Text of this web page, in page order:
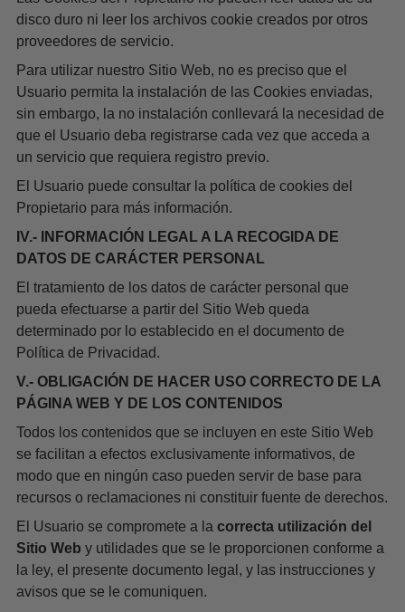
disco duro ni leer los archivos cookie creados por otros
proveedores de servicio.
Para utilizar nuestro Sitio Web, no es preciso que el
Usuario permita la instalación de las Cookies enviadas,
sin embargo, la no instalación conllevará la necesidad de
que el Usuario deba registrarse cada vez que acceda a
un servicio que requiera registro previo.
El Usuario puede consultar la política de cookies del
Propietario para más información.
IV.- INFORMACIÓN LEGAL A LA RECOGIDA DE
DATOS DE CARÁCTER PERSONAL
El tratamiento de los datos de carácter personal que
pueda efectuarse a partir del Sitio Web queda
determinado por lo establecido en el documento de
Política de Privacidad.
V.- OBLIGACIÓN DE HACER USO CORRECTO DE LA
PÁGINA WEB Y DE LOS CONTENIDOS
Todos los contenidos que se incluyen en este Sitio Web
se facilitan a efectos exclusivamente informativos, de
modo que en ningún caso pueden servir de base para
recursos o reclamaciones ni constituir fuente de derechos.
El Usuario se compromete a la correcta utilización del
Sitio Web y utilidades que se le proporcionen conforme a
la ley, el presente documento legal, y las instrucciones y
avisos que se le comuniquen.